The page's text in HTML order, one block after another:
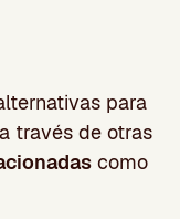
para
través de otras
como